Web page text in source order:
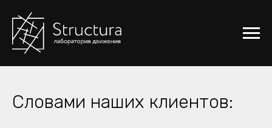
Словами наших клиентов: